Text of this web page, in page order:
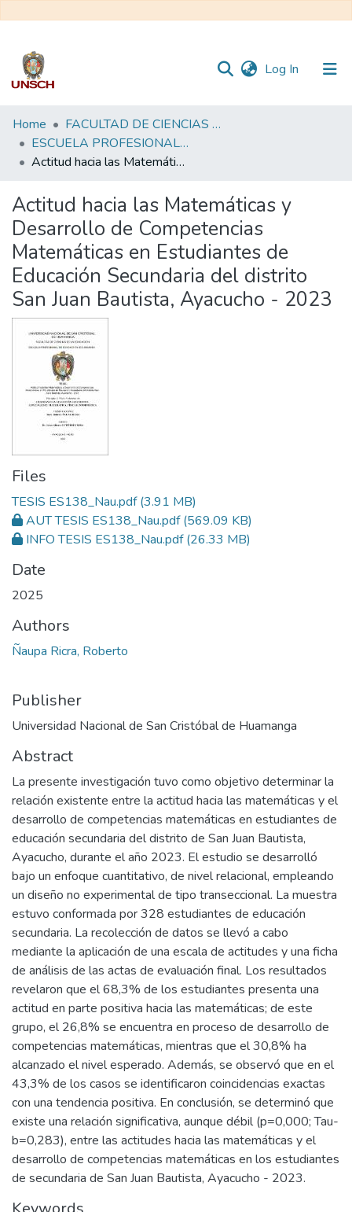
Log In (current)
Communities
&
Collections
Statistics
Home
FACULTAD DE CIENCIAS DE LA EDUCACIÓN
ESCUELA PROFESIONAL DE EDUCACIÓN SECUNDARIA
Actitud hacia las Matemáticas y Desarrollo de Competencias Matemáticas en Estudiantes de Educación Secundaria del distrito San Juan Bautista, Ayacucho - 2023
Actitud hacia las Matemáticas y
Desarrollo de Competencias
Matemáticas en Estudiantes de
Educación Secundaria del distrito
San Juan Bautista, Ayacucho - 2023
Files
TESIS ES138_Nau.pdf(3.91 MB)
AUT TESIS ES138_Nau.pdf(569.09 KB)
INFO TESIS ES138_Nau.pdf(26.33 MB)
Date
2025
Authors
Ñaupa Ricra, Roberto
Publisher
Universidad Nacional de San Cristóbal de Huamanga
Abstract
La presente investigación tuvo como objetivo determinar la
relación existente entre la actitud hacia las matemáticas y el
desarrollo de competencias matemáticas en estudiantes de
educación secundaria del distrito de San Juan Bautista,
Ayacucho, durante el año 2023. El estudio se desarrolló
bajo un enfoque cuantitativo, de nivel relacional, empleando
un diseño no experimental de tipo transeccional. La muestra
estuvo conformada por 328 estudiantes de educación
secundaria. La recolección de datos se llevó a cabo
mediante la aplicación de una escala de actitudes y una ficha
de análisis de las actas de evaluación final. Los resultados
revelaron que el 68,3% de los estudiantes presenta una
actitud en parte positiva hacia las matemáticas; de este
grupo, el 26,8% se encuentra en proceso de desarrollo de
competencias matemáticas, mientras que el 30,8% ha
alcanzado el nivel esperado. Además, se observó que en el
43,3% de los casos se identificaron coincidencias exactas
con una tendencia positiva. En conclusión, se determinó que
existe una relación significativa, aunque débil (p=0,000; Tau-
b=0,283), entre las actitudes hacia las matemáticas y el
desarrollo de competencias matemáticas en los estudiantes
de secundaria de San Juan Bautista, Ayacucho - 2023.